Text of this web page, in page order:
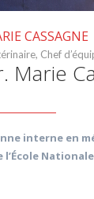
CASSAGNE
Chef
Marie
interne en